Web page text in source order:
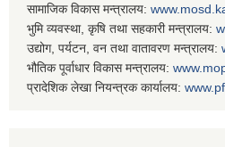
सामाजिक विकास मन्त्रालय: www.
भुमि व्यवस्था, कृषि तथा सहकारी मन्त्रालय:
उद्योग, पर्यटन, वन तथा वातावरण मन्त्रालय:
भौतिक पूर्वाधार विकास मन्त्रालय: www.
प्रादेशिक लेखा नियन्त्रक कार्यालय: www.